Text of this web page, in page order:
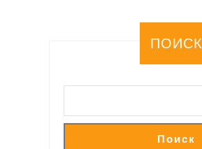
ПОИСК
Поиск